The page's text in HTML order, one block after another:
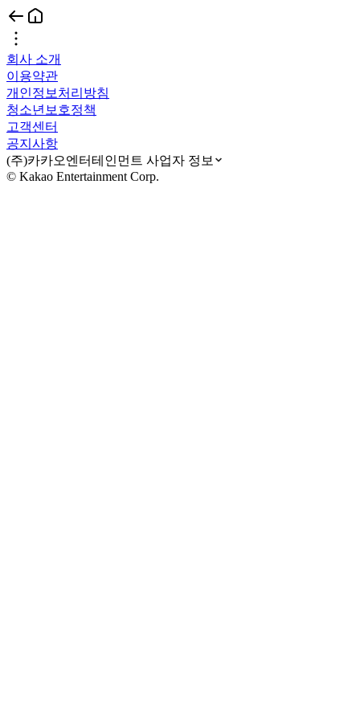
회사 소개
이용약관
개인정보처리방침
청소년보호정책
고객센터
공지사항
(주)카카오엔터테인먼트 사업자 정보
© Kakao Entertainment Corp.